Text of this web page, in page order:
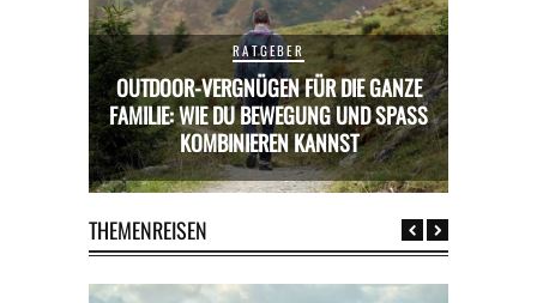
RATGEBER
OUTDOOR-VERGNÜGEN FÜR DIE GANZE
FAMILIE: WIE DU BEWEGUNG UND SPASS K
OMBINIEREN KANNST
THEMENREISEN